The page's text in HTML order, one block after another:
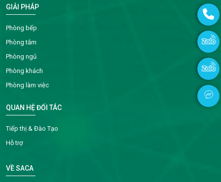
GIẢI PHÁP
Phòng bếp
Phòng tắm
Phòng ngủ
Phòng khách
Phòng làm việc
QUAN HỆ ĐỐI TÁC
Tiếp thị & Đào Tạo
Hỗ trợ
VỀ SACA